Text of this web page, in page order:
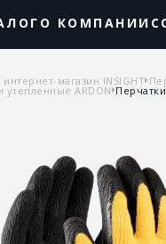
О КОМПАНИИ
магазин INSIGHT
утепленные ARDON